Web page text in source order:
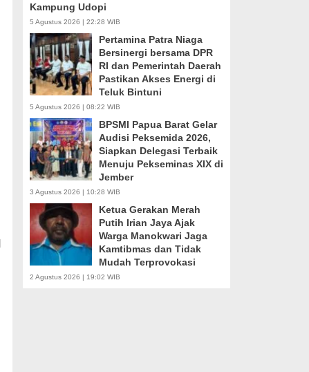
Kampung Udopi
5 Agustus 2026 | 22:28 WIB
Pertamina Patra Niaga
Bersinergi bersama DPR
RI dan Pemerintah Daerah
Pastikan Akses Energi di
Teluk Bintuni
5 Agustus 2026 | 08:22 WIB
BPSMI Papua Barat Gelar
Audisi Peksemida 2026,
Siapkan Delegasi Terbaik
Menuju Pekseminas XIX di
Jember
3 Agustus 2026 | 10:28 WIB
Ketua Gerakan Merah
Putih Irian Jaya Ajak
Warga Manokwari Jaga
Kamtibmas dan Tidak
Mudah Terprovokasi
2 Agustus 2026 | 19:02 WIB